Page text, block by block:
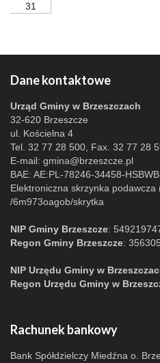
31
Dane kontaktowe
Urząd Gminy w Brzeszczach
32-620 Brzeszcze
ul. Kościelna 4
Tel. 32 77 28 500, Fax. 32 77 28
E-mail: gmina@brzeszcze.pl
BAE: AE:PL-78246-34458-
Elektroniczna skrzynka podawcza
/6m973oagob/skrytka
NIP Gminy Brzeszcze:
Regon Gminy Brzeszcze:
NIP Urzędu Gminy w
Regon Urzędu Gminy w
Rachunek bankowy
Bank Spółdzielczy Miedźna o.